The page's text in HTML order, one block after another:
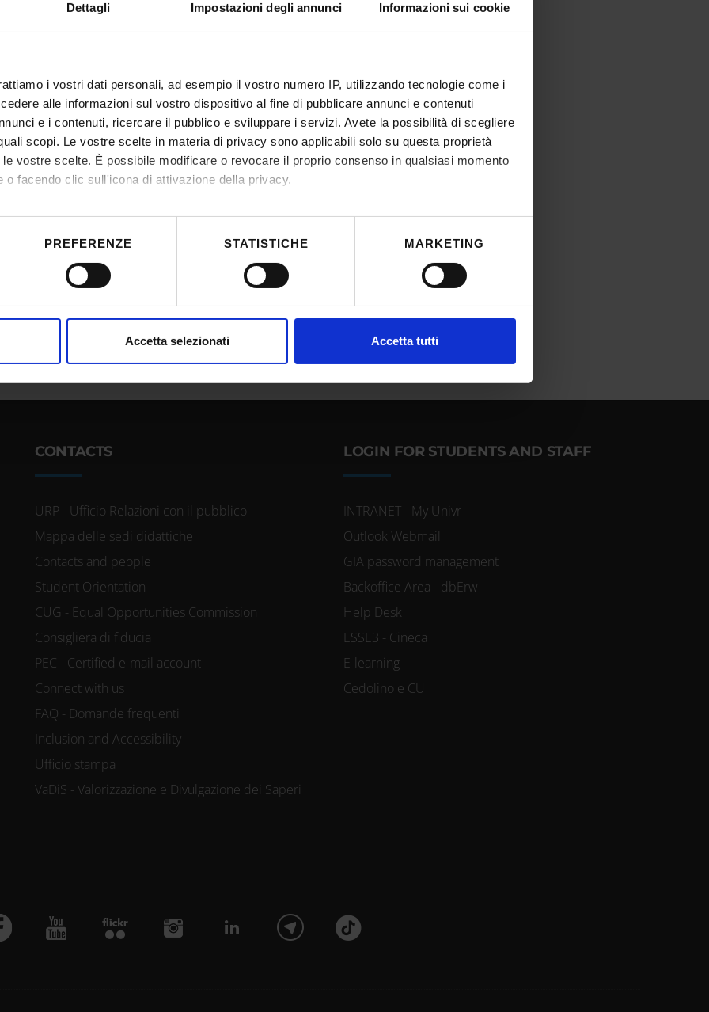
Dettagli Impostazioni degli annunci Informazioni sui cookie
i vostri dati personali, ad esempio il vostro numero IP, utilizzando tecnologie come i
alle informazioni sul vostro dispositivo al fine di pubblicare annunci e contenuti
e i contenuti, ricercare il pubblico e sviluppare i servizi. Avete la possibilità di scegliere
scopi. Le vostre scelte in materia di privacy sono applicabili solo su questa proprietà
vostre scelte. È possibile modificare o revocare il proprio consenso in qualsiasi momento
o facendo clic sull'icona di attivazione della privacy.
anche:
tua posizione geografica, con un'approssimazione di qualche metro,
elaborati i tuoi dati personali e imposta le tue preferenze nella
sezione dettagli . Puoi
contenuti ed annunci, per fornire funzionalità dei social media e per analizzare il
PREFERENZE STATISTICHE MARKETING
Accetta selezionati Accetta tutti
CONTACTS
URP - Ufficio Relazioni con il pubblico
Mappa delle sedi didattiche
Contacts and people
Student Orientation
CUG - Equal Opportunities Commission
Consigliera di fiducia
PEC - Certified e-mail account
Connect with us
FAQ - Domande frequenti
Inclusion and Accessibility
Ufficio stampa
VaDiS - Valorizzazione e Divulgazione dei Saperi
LOGIN FOR STUDENTS AND STAFF
INTRANET - My Univr
Outlook Webmail
GIA password management
Backoffice Area - dbErw
Help Desk
ESSE3 - Cineca
E-learning
Cedolino e CU